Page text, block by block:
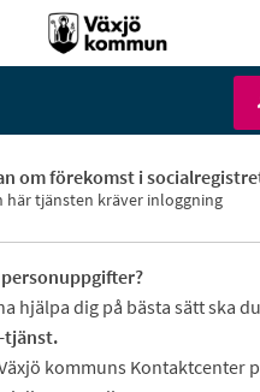
om förekomst i
här tjänsten kräver inloggning
hjälpa dig på bästa sätt ska du
tjänst.
kommuns Kontaktcenter